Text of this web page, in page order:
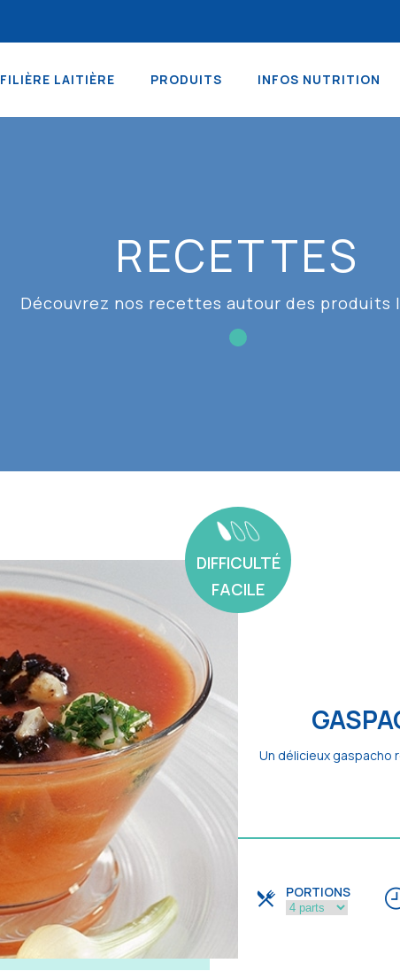
FILIÈRE LAITIÈRE PRODUITS INFOS NUTRITION
RECETTES
Découvrez nos recettes autour des produits
DIFFICULTÉ
FACILE
Un délicieux gaspacho
PORTIONS